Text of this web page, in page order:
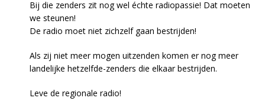
Bij die zenders zit nog wel échte radiopassie! Dat moeten
we steunen!
De radio moet niet zichzelf gaan bestrijden!
Als zij niet meer mogen uitzenden komen er nog meer
landelijke hetzelfde-zenders die elkaar bestrijden.
Leve de regionale radio!